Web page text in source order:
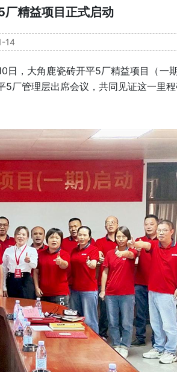
精益项目正式启动
14
，大角鹿瓷砖开平5厂精益项目（一
厂管理层出席会议，共同见证这一里程